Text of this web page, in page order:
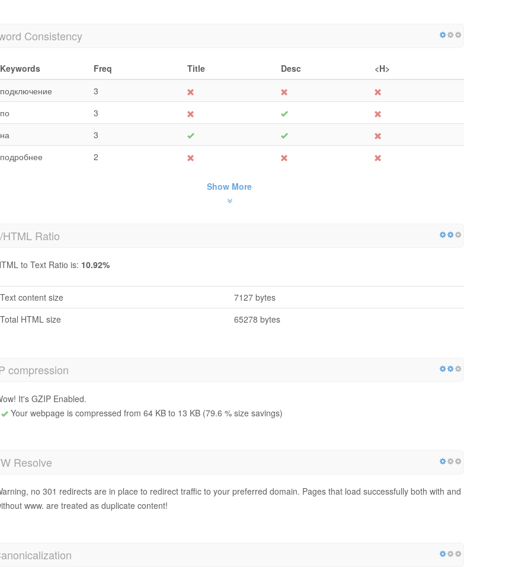
Consistency
Keywords Freq Title Desc
<H>
подключение
3
по
3
на
3
подробнее
2
Show More
HTML Ratio
to Text Ratio is: 10.92%
Text content size
7127 bytes
Total HTML size
65278 bytes
compression
It's GZIP Enabled.
Your webpage is compressed from 64 KB to 13 KB (79.6 % size savings)
Resolve
no 301 redirects are in place to redirect traffic to your preferred domain. Pages that load successfully both with and
www. are treated as duplicate content!